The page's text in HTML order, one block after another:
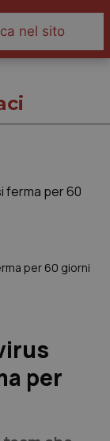
per 60 giorni
per